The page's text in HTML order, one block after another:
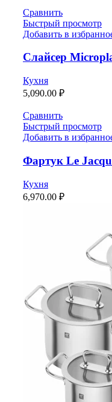
Сравнить
Быстрый просмотр
Добавить в
Слайсер
Кухня
5,090.00 ₽
Сравнить
Быстрый просмотр
Добавить в
Фартук Le
Кухня
6,970.00 ₽